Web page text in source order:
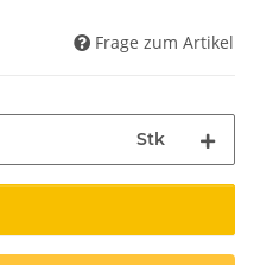
Frage zum Artikel
Stk